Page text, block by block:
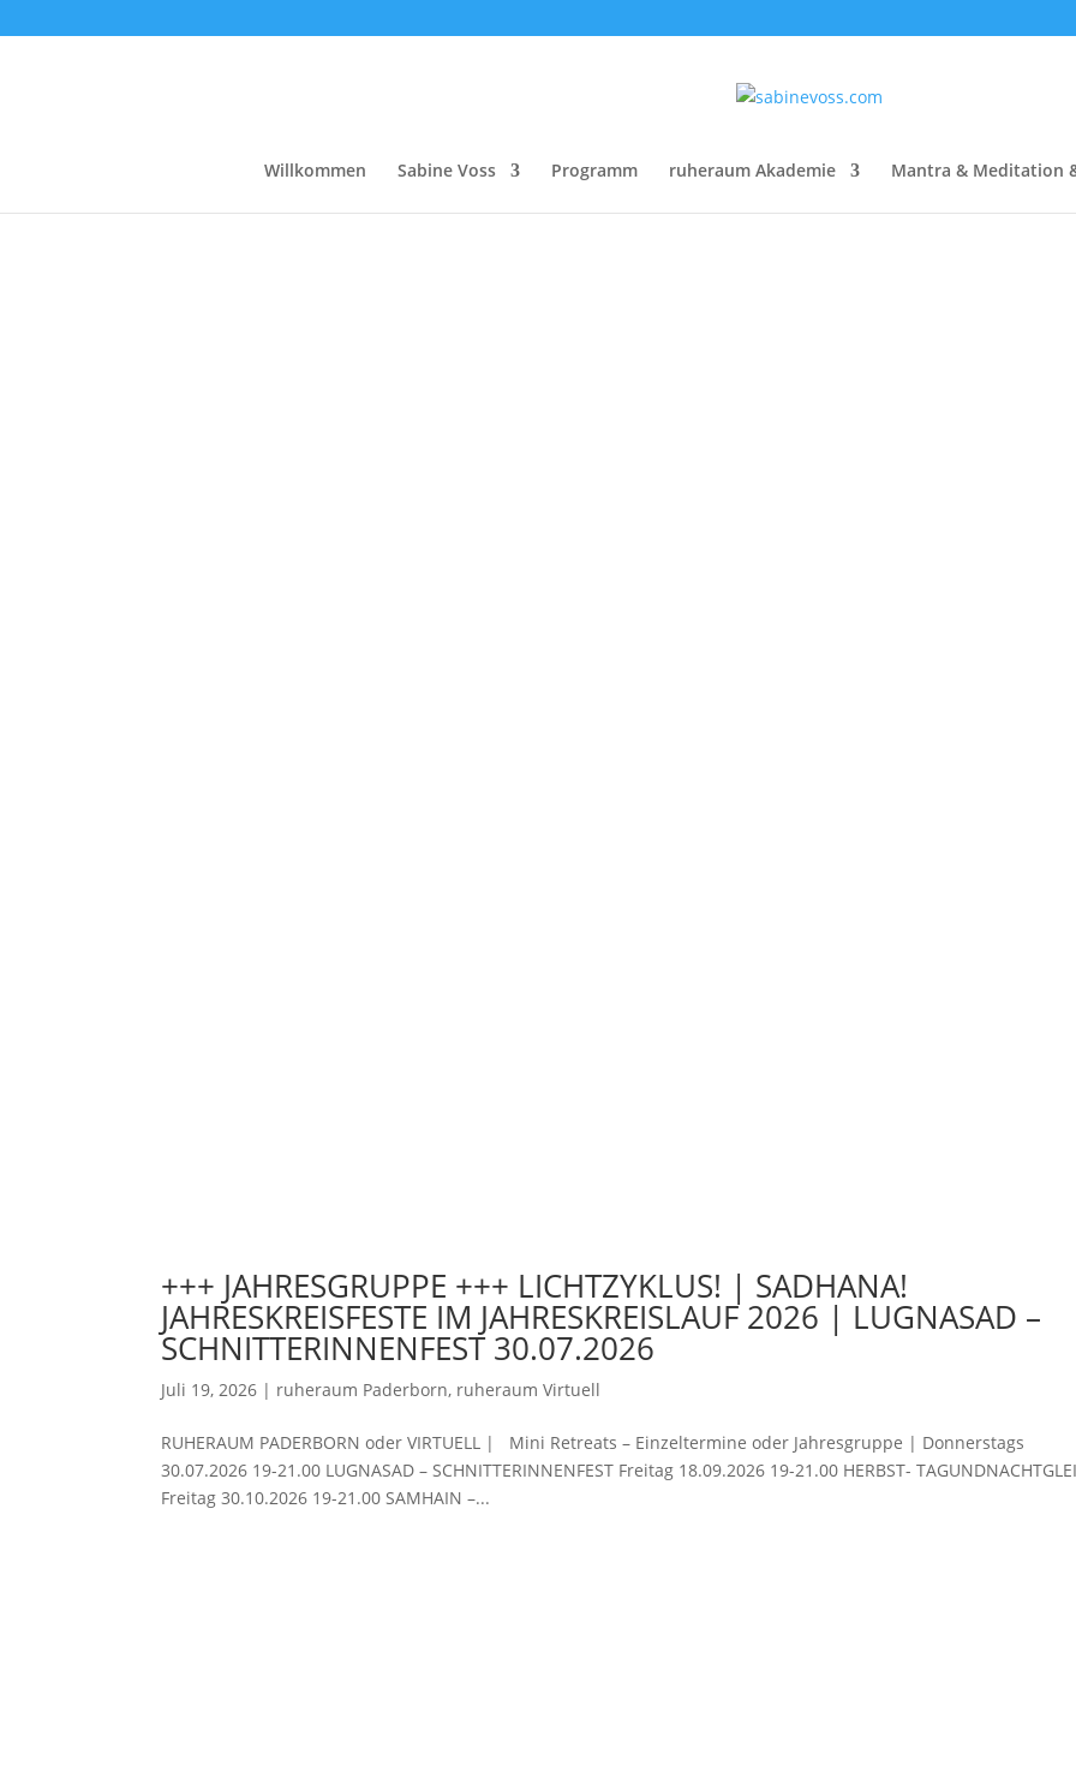
Willkommen Sabine Voss Programm ruheraum Akademie Mantra & Meditation
+++ JAHRESGRUPPE +++ LICHTZYKLUS! | SADHANA!
JAHRESKREISFESTE IM JAHRESKREISLAUF 2026 | LUGNASAD –
SCHNITTERINNENFEST 30.07.2026
Juli 19, 2026 | ruheraum Paderborn, ruheraum Virtuell
RUHERAUM PADERBORN oder VIRTUELL | Mini Retreats – Einzeltermine oder Jahresgruppe | Donnerstags
30.07.2026 19-21.00 LUGNASAD – SCHNITTERINNENFEST Freitag 18.09.2026 19-21.00 HERBST-
Freitag 30.10.2026 19-21.00 SAMHAIN –...